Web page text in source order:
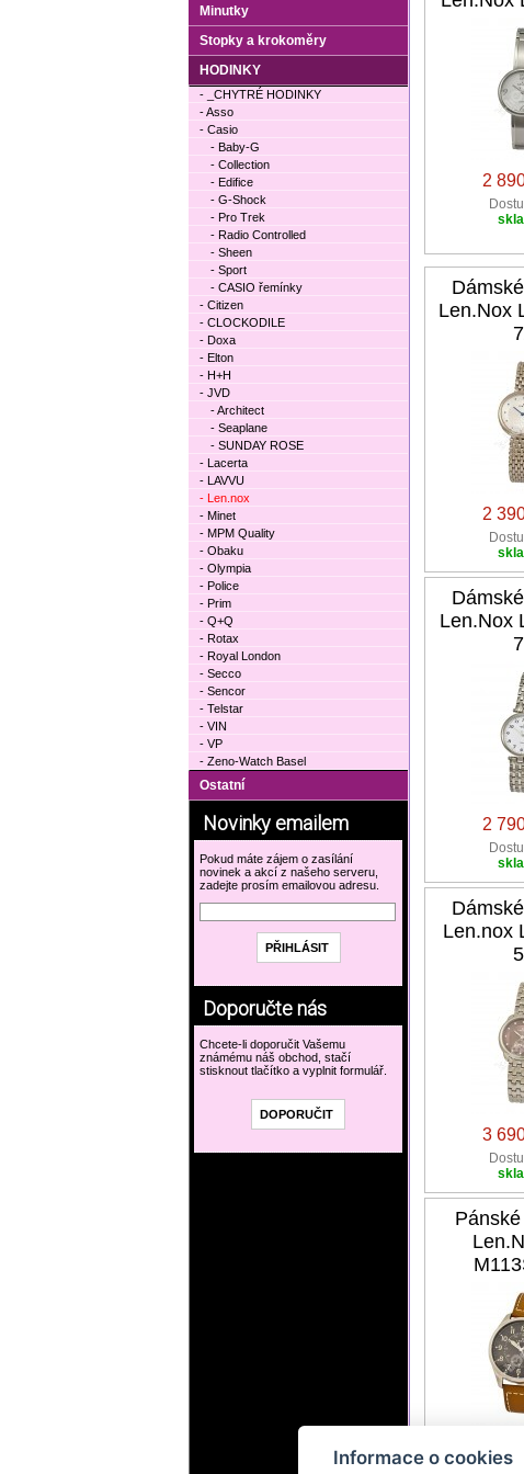
2
Len.Nox
2
Len.Nox
2
Len.nox
3
Minutky
Stopky a krokoměry
HODINKY
- _CHYTRÉ HODINKY
- Asso
- Casio
- Baby-G
- Collection
- Edifice
- G-Shock
- Pro Trek
- Radio Controlled
- Sheen
- Sport
- CASIO řemínky
- Citizen
- CLOCKODILE
- Doxa
- Elton
- H+H
- JVD
- Architect
- Seaplane
- SUNDAY ROSE
- Lacerta
- LAVVU
- Len.nox
- Minet
- MPM Quality
- Obaku
- Olympia
- Police
- Prim
- Q+Q
- Rotax
- Royal London
- Secco
- Sencor
- Telstar
- VIN
- VP
- Zeno-Watch Basel
Ostatní
Novinky emailem
Pokud máte zájem o zasílání
novinek a akcí z našeho serveru,
zadejte prosím emailovou adresu.
Doporučte nás
Chcete-li doporučit Vašemu
známému náš obchod, stačí
stisknout tlačítko a vyplnit formulář.
Informace o cookies